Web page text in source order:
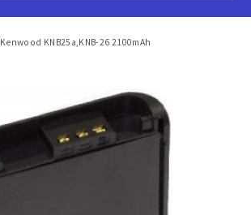
Kenwood KNB25a,KNB-26 2100mAh